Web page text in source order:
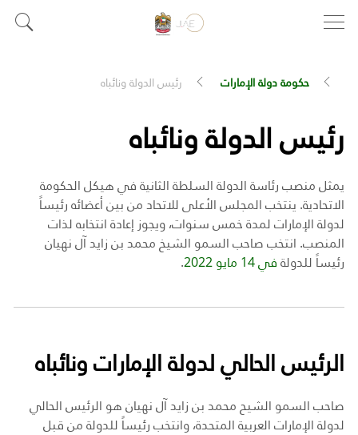
حكومة دولة الإمارات رئيس الدولة ونائباه
رئيس الدولة ونائباه
يمثل منصب رئاسة الدولة السلطة الثانية في هيكل الحكومة
الاتحادية. ينتخب المجلس الأعلى للاتحاد من بين أعضائه رئيساً
لدولة الإمارات لمدة خمس سنوات، ويجوز إعادة انتخابه لذات
المنصب. انتخب صاحب السمو الشيخ محمد بن زايد آل نهيان
رئيساً للدولة في 14 مايو 2022 .
الرئيس الحالي لدولة الإمارات ونائباه
صاحب السمو الشيح محمد بن زايد آل نهيان هو الرئيس الحالي
لدولة الإمارات العربية المتحدة، وانتخب رئيساً للدولة من قبل